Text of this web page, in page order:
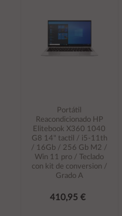
Portátil
Reacondicionado HP
Elitebook X360 1040
G8 14" tactil / i5-11th
/ 16Gb / 256 Gb M2 /
Win 11 pro / Teclado
con kit de conversion /
Grado A
410,95 €